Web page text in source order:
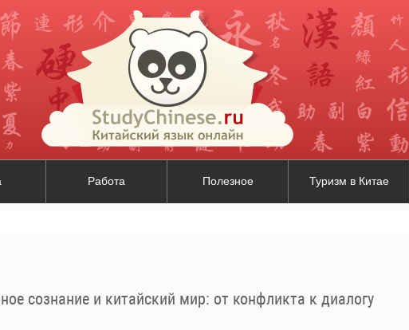
Работа Полезное Туризм в Китае
сознание и китайский мир: от конфликта к диалогу